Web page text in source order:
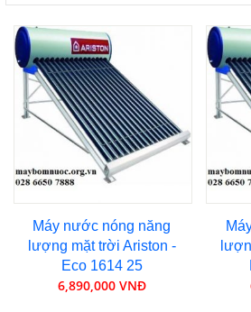
Máy nước nóng năng
lượng mặt trời Ariston -
Eco 1614 25
6,890,000 VNĐ